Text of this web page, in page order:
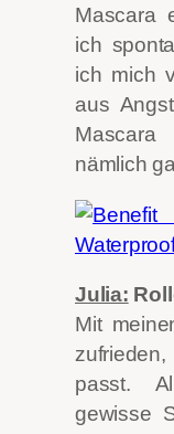
Mascara
ich
ich mich
aus
nämlich
Julia:
Mit
passt.
gewisse